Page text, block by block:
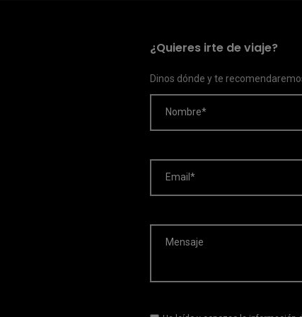
¿Quieres irte de viaje?
Dinos dónde y te
Nombre*
Email*
Mensaje